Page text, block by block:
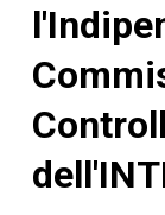
della
Commissione
per
il
dei